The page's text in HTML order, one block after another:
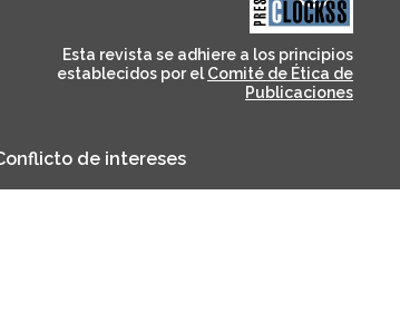
CLOCKSS is a dak archive
that ensures the long-
Esta revista se adhiere a los principios
establecidos por el Comité de Ética de
Publicaciones
de intereses